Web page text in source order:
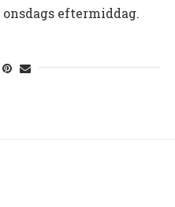
eftermiddag.